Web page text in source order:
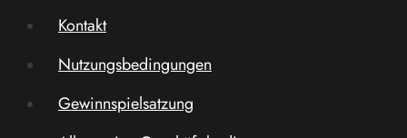
Kontakt
Nutzungsbedingungen
Gewinnspielsatzung